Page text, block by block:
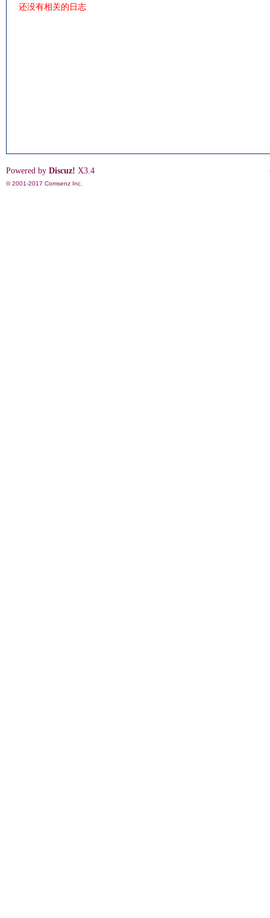
还没有相关的日志
Powered by Discuz! X3.4
© 2001-2017 Comsenz Inc.